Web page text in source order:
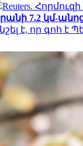
Reuters.
7.2 կմ-
է, որ գոհ է